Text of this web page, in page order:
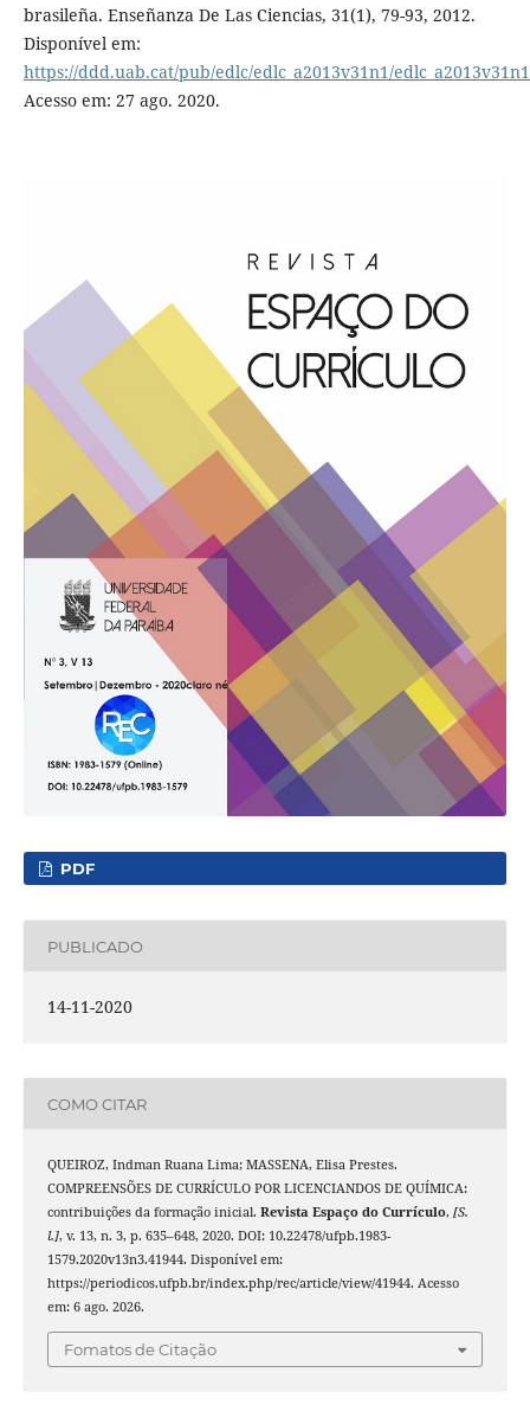
brasileña. Enseñanza De Las Ciencias, 31(1), 79-93, 2012.
Disponível em:
https://ddd.uab.cat/pub/edlc/edlc_a2013v31n1/
Acesso em: 27 ago. 2020.
PDF
PUBLICADO
14-11-2020
COMO CITAR
QUEIROZ, Indman Ruana Lima; MASSENA, Elisa Prestes.
COMPREENSÕES DE CURRÍCULO POR LICENCIANDOS DE QUÍMICA:
contribuições da formação inicial. Revista Espaço do Currículo, [S.
l.], v. 13, n. 3, p. 635–648, 2020. DOI: 10.22478/ufpb.1983-
1579.2020v13n3.41944. Disponível em:
https://periodicos.ufpb.br/index.php/rec/article/view/41944. Acesso
em: 6 ago. 2026.
Fomatos de Citação